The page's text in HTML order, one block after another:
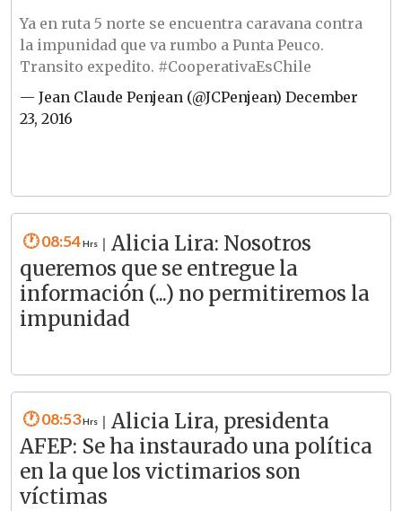
Ya en ruta 5 norte se encuentra caravana contra
la impunidad que va rumbo a Punta Peuco.
Transito expedito. #CooperativaEsChile
— Jean Claude Penjean (@JCPenjean)December
23, 2016
08:54
Alicia Lira: Nosotros
queremos que se entregue la
información (...) no permitiremos la
impunidad
08:53
Alicia Lira, presidenta
AFEP: Se ha instaurado una política
en la que los victimarios son
víctimas